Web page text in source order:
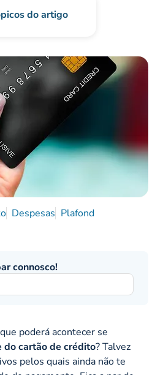
do artigo
Despesas Plafond
connosco!
poderá acontecer se
cartão de crédito? Talvez
pelos quais ainda não te